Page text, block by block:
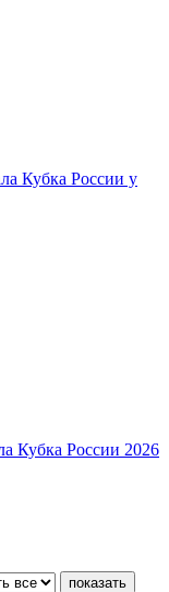
Кубка России у
Кубка России 2026